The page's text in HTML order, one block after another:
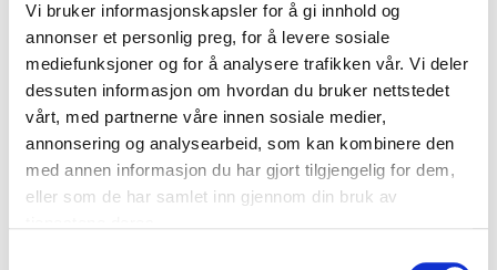
Vi bruker informasjonskapsler for å gi innhold og
annonser et personlig preg, for å levere sosiale
mediefunksjoner og for å analysere trafikken vår. Vi deler
dessuten informasjon om hvordan du bruker nettstedet
vårt, med partnerne våre innen sosiale medier,
annonsering og analysearbeid, som kan kombinere den
med annen informasjon du har gjort tilgjengelig for dem,
eller som de har samlet inn gjennom din bruk av
HUSK FESTEBESLAG